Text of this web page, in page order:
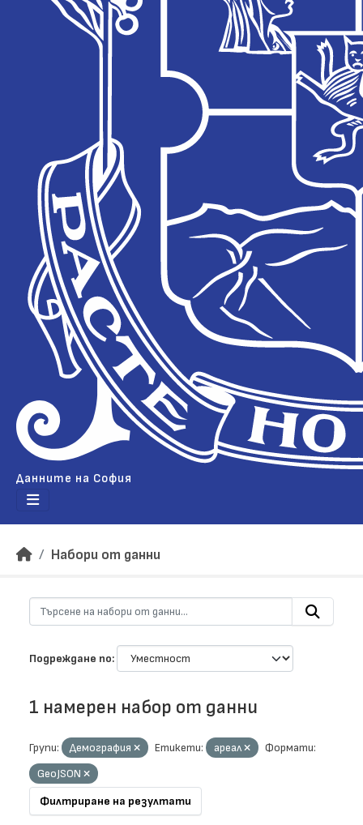
Данните на София
Набори от данни
Подреждане по
1 намерен набор от данни
Групи: Демография Етикети: ареал
Формати:
GeoJSON
Филтриране на резултати